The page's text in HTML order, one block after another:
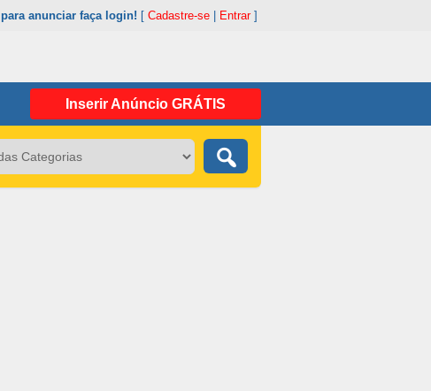
para anunciar faça login! [ Cadastre-se Entrar]
Inserir Anúncio GRÁTIS